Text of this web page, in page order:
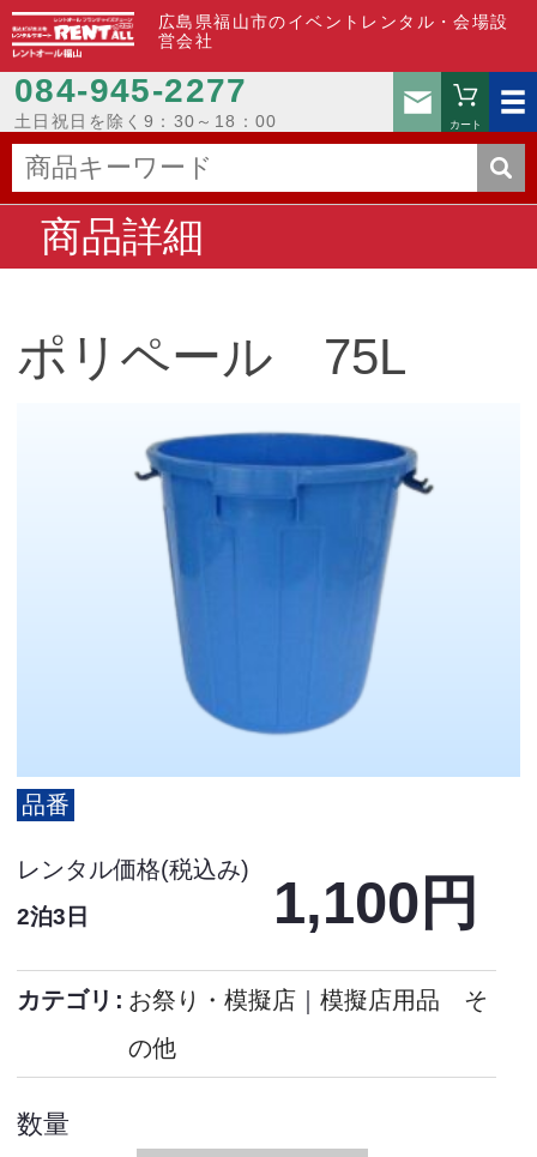
広島県福山市のイベントレンタル・会場設
営会社
084-945-2277
土日祝日を除く9：30～18：00
お問い
カート
商品詳細
ポリペール 75L
品番
レンタル価格(税込み)
2泊3日 1,100円
カテゴリ お祭り・模擬店｜ 模擬店用品 そ
の他
数量